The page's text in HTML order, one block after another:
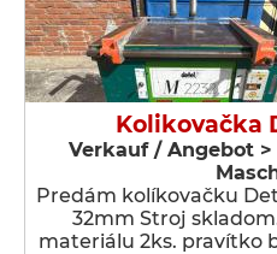
Kolikovačka
Verkauf / Angebot
Predám kolíkovačku
32mm Stroj
materiálu 2ks. pravítko